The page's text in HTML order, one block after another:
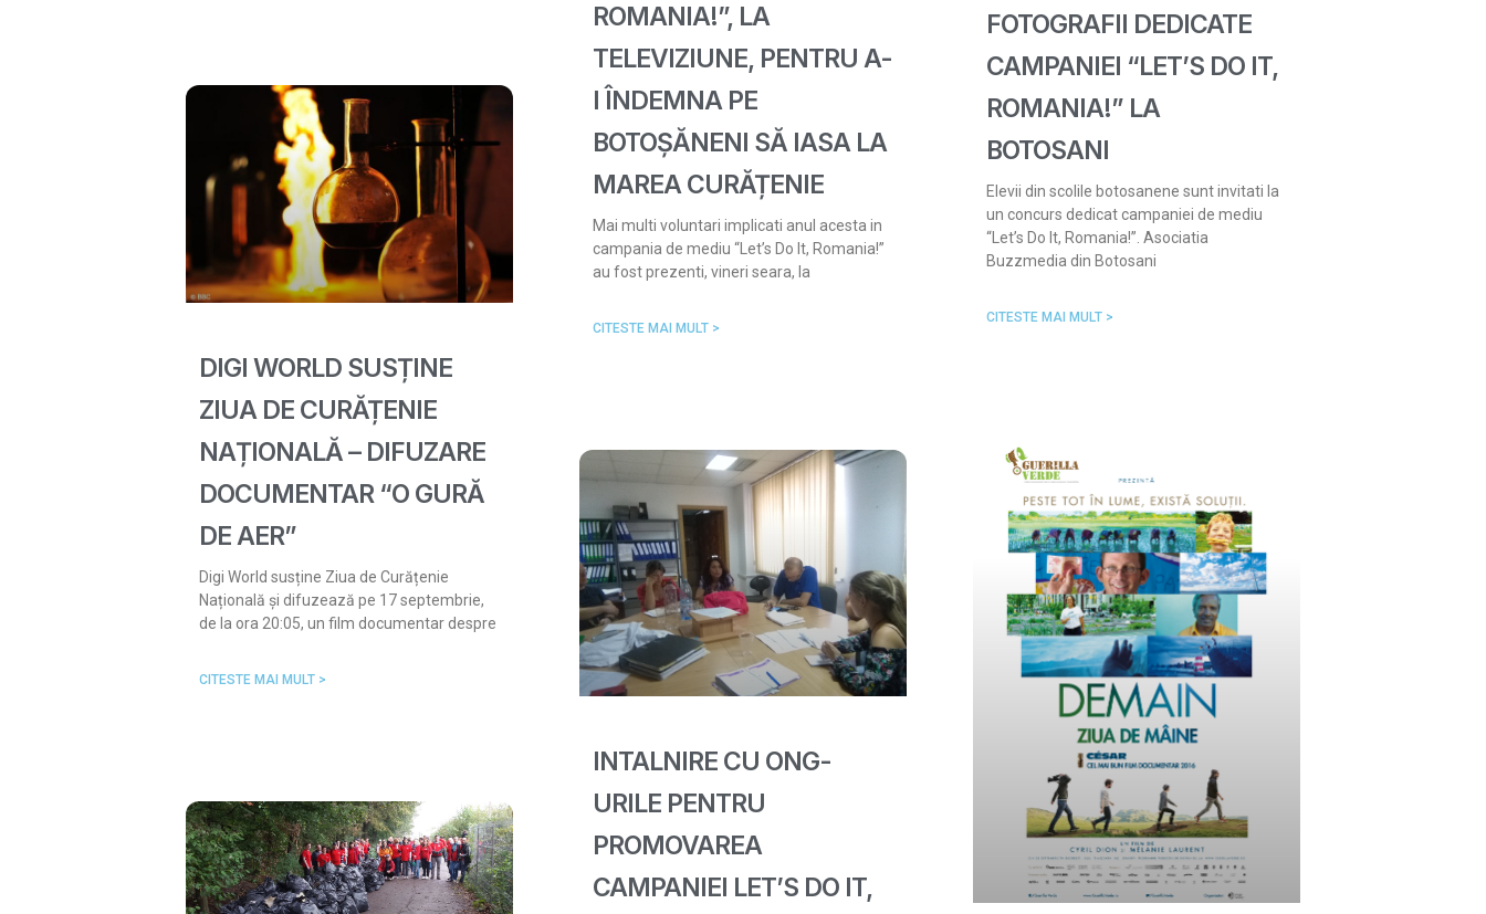
ROMANIA!”, LA
TELEVIZIUNE, PENTRU A-
I ÎNDEMNA PE
BOTOȘĂNENI SĂ IASA LA
MAREA CURĂȚENIE
Mai multi voluntari implicati anul acesta in
campania de mediu “Let’s Do It, Romania!”
au fost prezenti, vineri seara, la
CITESTE MAI MULT >
FOTOGRAFII DEDICATE
CAMPANIEI “LET’S DO IT,
ROMANIA!” LA
BOTOSANI
Elevii din scolile botosanene sunt invitati la
un concurs dedicat campaniei de mediu
“Let’s Do It, Romania!”. Asociatia
Buzzmedia din Botosani
CITESTE MAI MULT >
DIGI WORLD SUSȚINE
ZIUA DE CURĂȚENIE
NAȚIONALĂ – DIFUZARE
DOCUMENTAR “O GURĂ
DE AER”
Digi World susține Ziua de Curățenie
Națională și difuzează pe 17 septembrie,
de la ora 20:05, un film documentar despre
CITESTE MAI MULT >
INTALNIRE CU ONG-
URILE PENTRU
PROMOVAREA
CAMPANIEI LET’S DO IT,